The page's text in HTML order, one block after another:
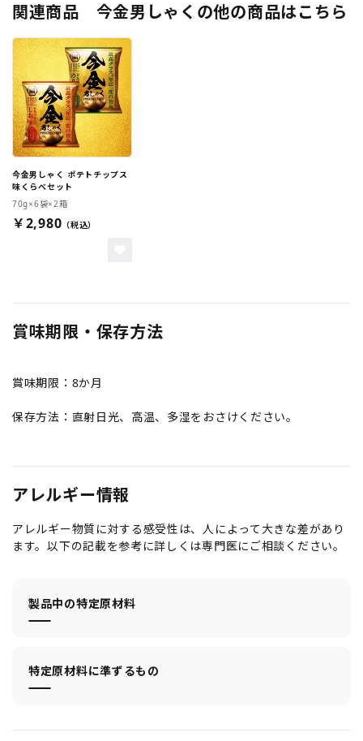
関連商品 今金男しゃくの他の商品はこちら
今金男しゃく ポテトチップス
味くらべセット
70g×6袋×2箱
￥2,980
賞味期限・保存方法
賞味期限：8か月
保存方法：直射日光、高温、多湿をおさけください。
アレルギー情報
アレルギー物質に対する感受性は、人によって大きな差があり
ます。以下の記載を参考に詳しくは専門医にご相談ください。
製品中の特定原材料
特定原材料に準ずるもの